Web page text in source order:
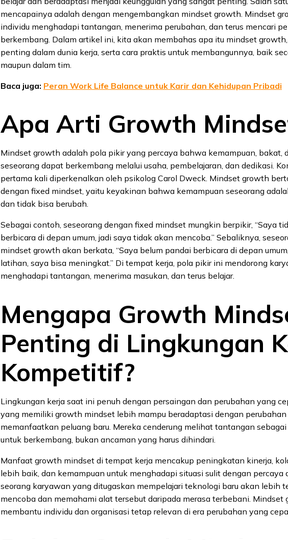
mencapainya adalah dengan mengembangkan mindset growth. Mindset
individu menghadapi tantangan, menerima perubahan, dan terus mencari
berkembang. Dalam artikel ini, kita akan membahas apa itu mindset
penting dalam dunia kerja, serta cara praktis untuk membangunnya, baik
maupun dalam tim.
Baca juga: Peran Work Life Balance untuk Karir dan Kehidupan Pribadi
Apa Arti Growth
Mindset growth adalah pola pikir yang percaya bahwa kemampuan, bakat,
seseorang dapat berkembang melalui usaha, pembelajaran, dan dedikasi.
pertama kali diperkenalkan oleh psikolog Carol Dweck. Mindset growth
dengan fixed mindset, yaitu keyakinan bahwa kemampuan seseorang
dan tidak bisa berubah.
Sebagai contoh, seseorang dengan fixed mindset mungkin berpikir, “Saya
berbicara di depan umum, jadi saya tidak akan mencoba.” Sebaliknya,
mindset growth akan berkata, “Saya belum pandai berbicara di depan
latihan, saya bisa meningkat.” Di tempat kerja, pola pikir ini mendorong
menghadapi tantangan, menerima masukan, dan terus belajar.
Mengapa Growth
Penting di Lingkungan
Kompetitif?
Lingkungan kerja saat ini penuh dengan persaingan dan perubahan yang
yang memiliki growth mindset lebih mampu beradaptasi dengan perubahan
memanfaatkan peluang baru. Mereka cenderung melihat tantangan
untuk berkembang, bukan ancaman yang harus dihindari.
Manfaat growth mindset di tempat kerja mencakup peningkatan kinerja,
lebih baik, dan kemampuan untuk menghadapi situasi sulit dengan percaya
seorang karyawan yang ditugaskan mempelajari teknologi baru akan lebih
mencoba dan memahami alat tersebut daripada merasa terbebani. Mindset
membantu individu dan organisasi tetap relevan di era perubahan yang